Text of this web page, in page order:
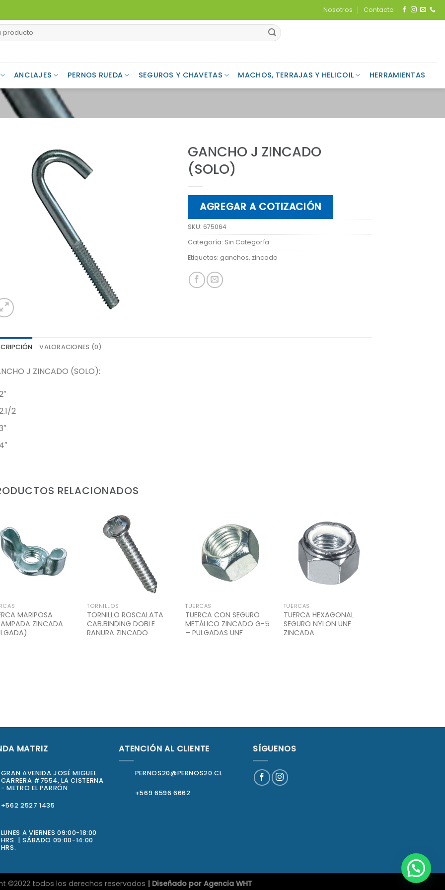
Nosotros Contacto
ANCLAJES PERNOS RUEDA SEGUROS Y CHAVETAS MACHOS, TERRAJAS Y HELICOIL HERRAMIENTAS
GANCHO J ZINCADO
(SOLO)
AGREGAR A COTIZACIÓN
SKU:675064
Categoría: Sin Categoría
Etiquetas: ganchos, zincado
VALORACIONES (0)
J ZINCADO (SOLO):
2
4″
RELACIONADOS
MARIPOSA
ZINCADA
TORNILLOS
TORNILLO ROSCALATA
CAB.BINDING DOBLE
RANURA ZINCADO
Add to
Wishlist
TUERCAS
TUERCA CON SEGURO
METÁLICO ZINCADO G-5
– PULGADAS UNF
Add to
Wishlist
TUERCAS
TUERCA HEXAGONAL
SEGURO NYLON UNF
ZINCADA
MATRIZ
GRAN AVENIDA JOSÉ MIGUEL
CARRERA #7554, LA CISTERNA
- METRO EL PARRÓN
+562 2527 1435
LUNES A VIERNES 09:00-18:00
HRS. | SÁBADO 09:00-14:00
HRS.
ATENCIÓN AL CLIENTE
PERNOS20@PERNOS20.CL
+569 6596 6662
SÍGUENOS
©2022 todos los derechos reservados | Diseñado por Agencia WHT